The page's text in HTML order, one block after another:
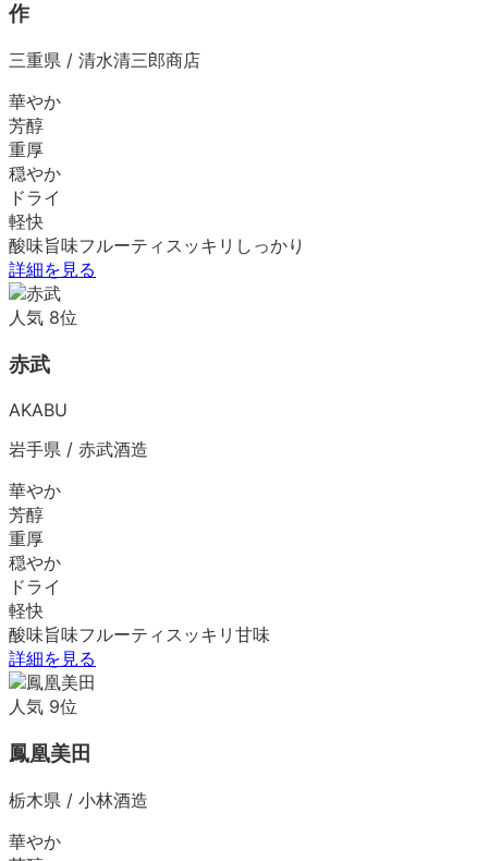
作
三重県 / 清水清三郎商店
華やか
芳醇
重厚
穏やか
ドライ
軽快
酸味旨味フルーティ スッキリ しっかり
詳細を見る
人気 8位
赤武
AKABU
岩手県 / 赤武酒造
華やか
芳醇
重厚
穏やか
ドライ
軽快
酸味旨味フルーティ スッキリ 甘味
詳細を見る
人気 9位
鳳凰美田
栃木県 / 小林酒造
華やか